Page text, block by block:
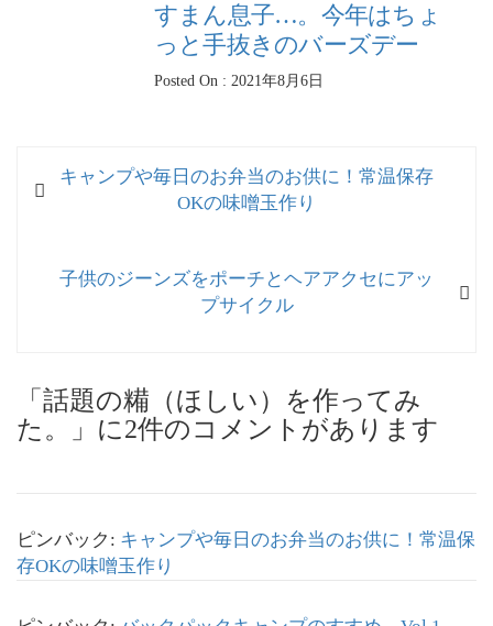
すまん息子…。今年はちょ
っと手抜きのバーズデー
Posted On : 2021年8月6日
稿
シ
ョ
ン
過
稿:
キャンプや毎日のお弁当のお供に！常温保存
OKの味噌玉作り
次
子供のジーンズをポーチとヘアアクセにアッ
プサイクル
「話題の糒（ほしい）を作ってみ
た。」に2件のコメントがあります
ピンバック: キャンプや毎日のお弁当のお供に！常温保
存OKの味噌玉作り